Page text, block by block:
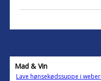
Mad & Vin
Lave hønsekødssuppe i